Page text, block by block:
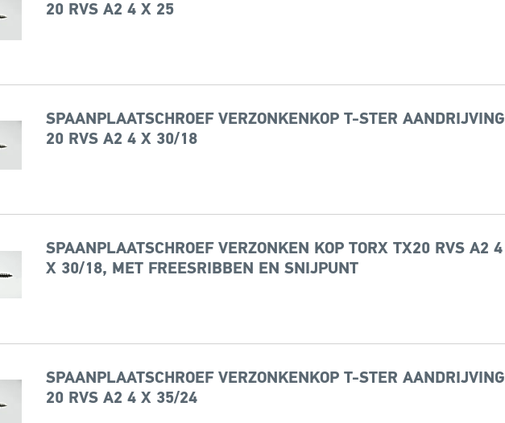
20 RVS A2 4 X 25
SPAANPLAATSCHROEF VERZONKENKOP T-STER AANDRIJVING
20 RVS A2 4 X 30/18
SPAANPLAATSCHROEF VERZONKEN KOP TORX TX20 RVS A2 4
X 30/18, MET FREESRIBBEN EN SNIJPUNT
SPAANPLAATSCHROEF VERZONKENKOP T-STER AANDRIJVING
20 RVS A2 4 X 35/24